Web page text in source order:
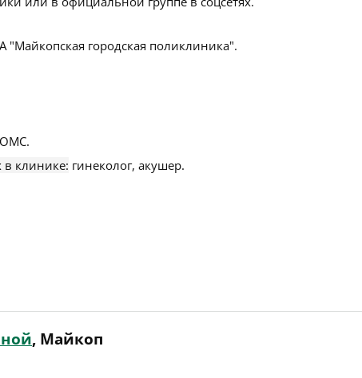
"Майкопская городская поликлиника".
ОМС.
в клинике: гинеколог, акушер.
, Майкоп